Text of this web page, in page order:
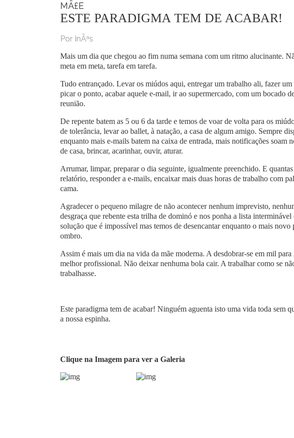
MÃ£E
ESTE PARADIGMA TEM DE ACABAR!
Por InÃªs
Mais um dia que chegou ao fim numa semana com um ritmo alucinante.
meta em meta, tarefa em tarefa.
Tudo entrançado. Levar os miúdos aqui, entregar um trabalho ali, fazer
picar o ponto, acabar aquele e-mail, ir ao supermercado, com um bocado
reunião.
De repente batem as 5 ou 6 da tarde e temos de voar de volta para os
de tolerância, levar ao ballet, à natação, a casa de algum amigo. Sempre
enquanto mais e-mails batem na caixa de entrada, mais notificações soam
de casa, brincar, acarinhar, ouvir, aturar.
Arrumar, limpar, preparar o dia seguinte, igualmente preenchido. E
relatório, responder a e-mails, encaixar mais duas horas de trabalho com
cama.
Agradecer o pequeno milagre de não acontecer nenhum imprevisto,
desgraça que rebente esta trilha de dominó e nos ponha a lista
solução que é impossível mas temos de desencantar enquanto o mais novo
ombro.
Assim é mais um dia na vida da mãe moderna. A desdobrar-se em mil
melhor profissional. Não deixar nenhuma bola cair. A trabalhar como se
trabalhasse.
Este paradigma tem de acabar! Ninguém aguenta isto uma vida toda sem
a nossa espinha.
Clique na Imagem para ver a Galeria